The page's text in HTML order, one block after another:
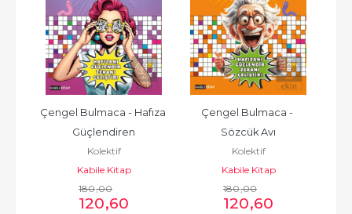
Çengel Bulmaca - Hafıza
Güçlendiren
Kolektif
Kabile Kitap
180,00
120,60
Çengel Bulmaca -
Sözcük Avı
Kolektif
Kabile Kitap
180,00
120,60